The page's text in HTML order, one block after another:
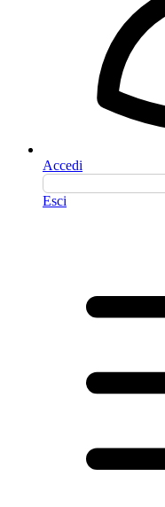
Accedi
Esci